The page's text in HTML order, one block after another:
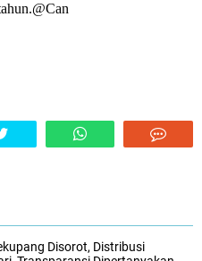
Disorot, Distribusi